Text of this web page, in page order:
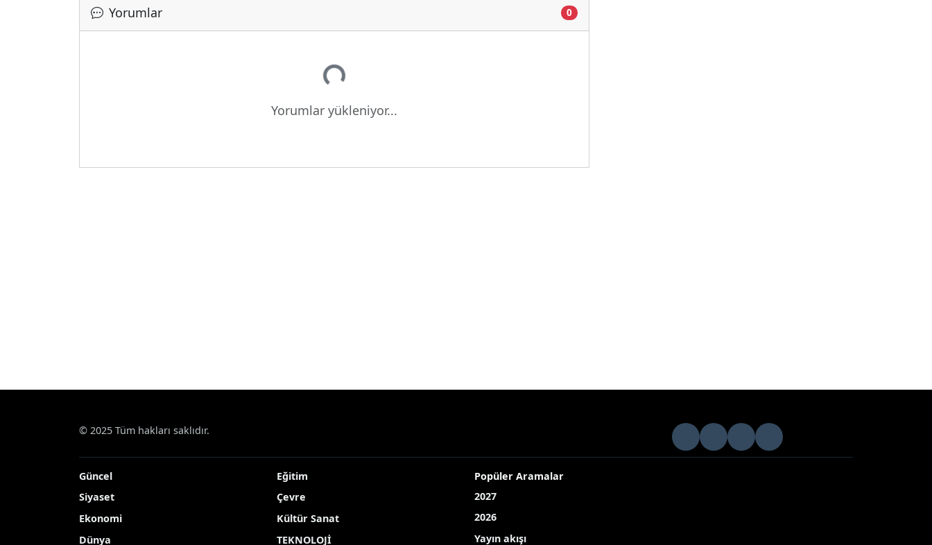
Yorumlar 0
Yükleniyor...
Yorumlar yükleniyor...
© 2025 Tüm hakları saklıdır.
Güncel
Siyaset
Ekonomi
Dünya
Eğitim
Çevre
Kültür Sanat
TEKNOLOJİ
Popüler Aramalar
2027
2026
Yayın akışı